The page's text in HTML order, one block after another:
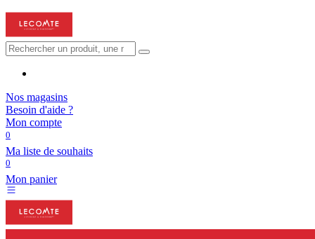
Nos magasins
Besoin d'aide ?
Mon compte
0
Ma liste de souhaits
0
Mon panier